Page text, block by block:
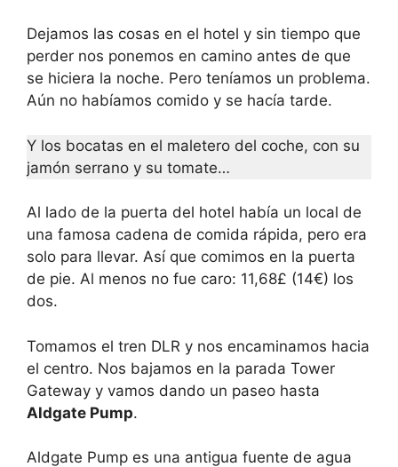
Dejamos las cosas en el hotel y sin tiempo que
perder nos ponemos en camino antes de que
se hiciera la noche. Pero teníamos un problema.
Aún no habíamos comido y se hacía tarde.
Y los bocatas en el maletero del coche, con su
jamón serrano y su tomate…
Al lado de la puerta del hotel había un local de
una famosa cadena de comida rápida, pero era
solo para llevar. Así que comimos en la puerta
de pie. Al menos no fue caro: 11,68£ (14€) los
dos.
Tomamos el tren DLR y nos encaminamos hacia
el centro. Nos bajamos en la parada Tower
Gateway y vamos dando un paseo hasta
Aldgate Pump.
Aldgate Pump es una antigua fuente de agua